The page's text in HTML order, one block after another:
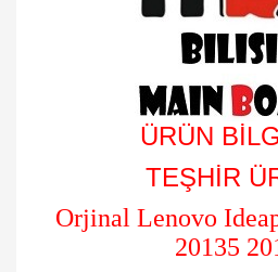
ÜRÜN
TEŞHİR
Orjinal Lenovo
20135